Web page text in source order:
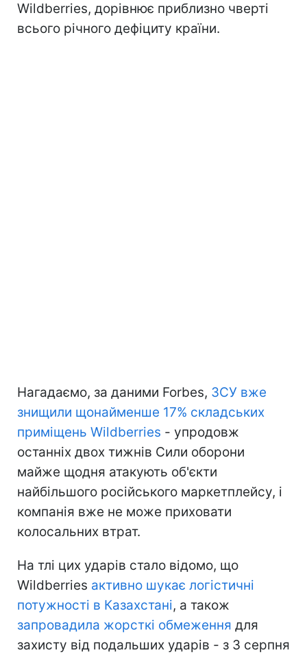
Wildberries, дорівнює приблизно чверті
всього річного дефіциту країни.
Нагадаємо, за даними Forbes, ЗСУ вже
знищили щонайменше 17% складських
приміщень Wildberries - упродовж
останніх двох тижнів Сили оборони
майже щодня атакують об'єкти
найбільшого російського маркетплейсу, і
компанія вже не може приховати
колосальних втрат.
На тлі цих ударів стало відомо, що
Wildberries активно шукає логістичні
потужності в Казахстані, а також
запровадила жорсткі обмеження для
захисту від подальших ударів - з 3 серпня